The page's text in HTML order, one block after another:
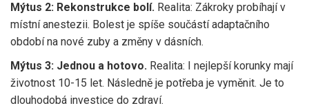
Mýtus 2: Rekonstrukce bolí. Realita: Zákroky probíhají v
místní anestezii. Bolest je spíše součástí adaptačního
období na nové zuby a změny v dásních.
Mýtus 3: Jednou a hotovo. Realita: I nejlepší korunky mají
životnost 10-15 let. Následně je potřeba je vyměnit. Je to
dlouhodobá investice do zdraví.